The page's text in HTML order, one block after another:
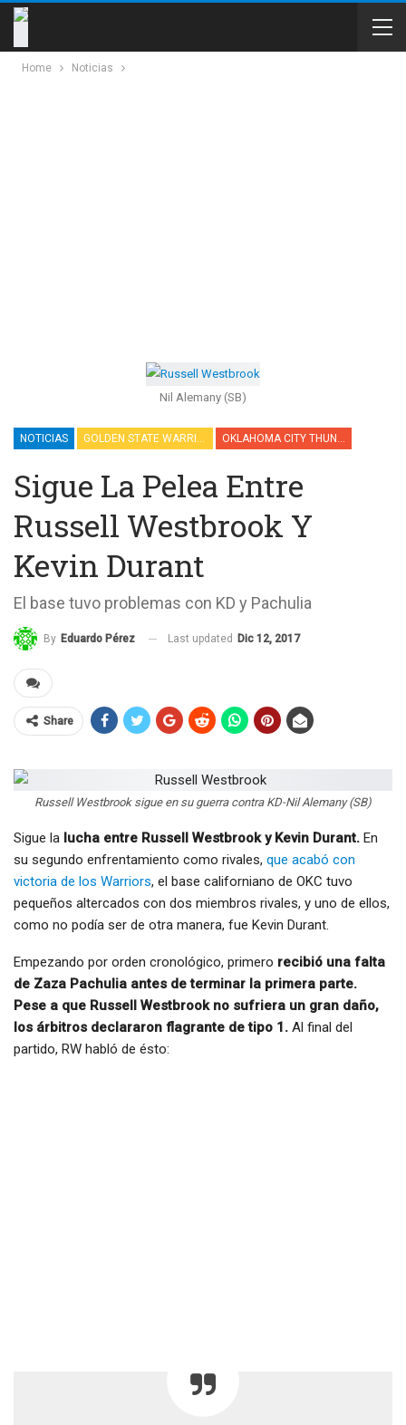
Home Noticias
Nil Alemany (SB)
NOTICIAS
Sigue La Pelea Entre
Russell Westbrook Y
Kevin Durant
El base tuvo problemas con KD y Pachulia
By Eduardo Pérez Last updated Dic 12, 2017
Share
Russell Westbrook sigue en su guerra contra KD-Nil Alemany (SB)
Sigue la lucha entre Russell Westbrook y Kevin Durant. En
su segundo enfrentamiento como rivales, que acabó con
victoria de los Warriors, el base californiano de OKC tuvo
pequeños altercados con dos miembros rivales, y uno de ellos,
como no podía ser de otra manera, fue Kevin Durant.
Empezando por orden cronológico, primero recibió una falta
de Zaza Pachulia antes de terminar la primera parte.
Pese a que Russell Westbrook no sufriera un gran daño,
los árbitros declararon flagrante de tipo 1. Al final del
partido, RW habló de ésto: